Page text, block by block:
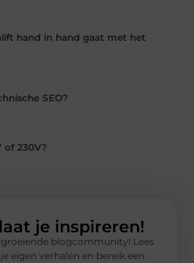
hand in hand gaat met het
SEO?
of 230V?
je inspireren!
blogcommunity! Lees
eigen verhalen en bereik een